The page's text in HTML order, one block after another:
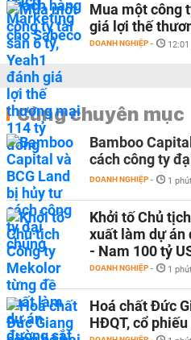
Mua một công
giá lợi thế
DOANH NGHIỆP -
Cùng chuyên mục
Bamboo
cách công ty
DOANH NGHIỆP - 1
Khởi tố Chủ
xuất làm dự án
- Nam 100 tỷ
DOANH NGHIỆP - 1
Hoá chất Đức
HĐQT, cổ